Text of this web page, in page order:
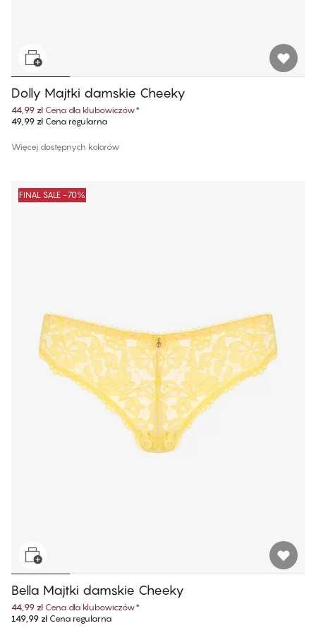
Dolly Majtki damskie Cheeky
44,99 zł Cena dla klubowiczów*
49,99 złCena regularna
Więcej dostępnych kolorów
FINAL SALE -70%
Bella Majtki damskie Cheeky
44,99 zł Cena dla klubowiczów*
149,99 złCena regularna